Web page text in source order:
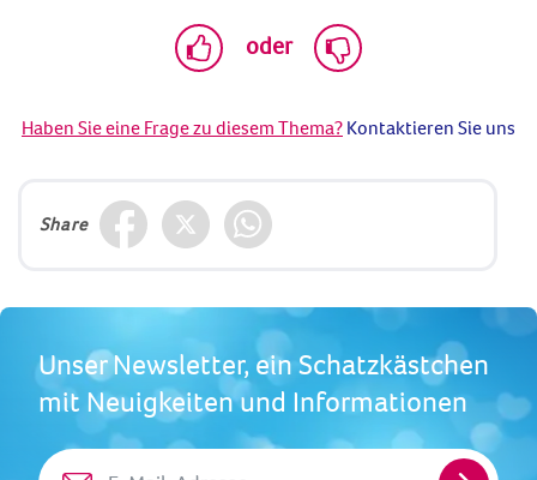
oder
Haben Sie eine Frage zu diesem Thema? Kontaktieren Sie uns
Share
Unser Newsletter, ein Schatzkästchen
mit Neuigkeiten und Informationen